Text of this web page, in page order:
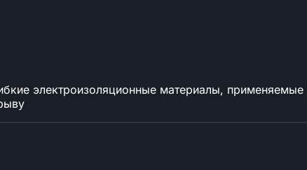
электроизоляционные материалы,